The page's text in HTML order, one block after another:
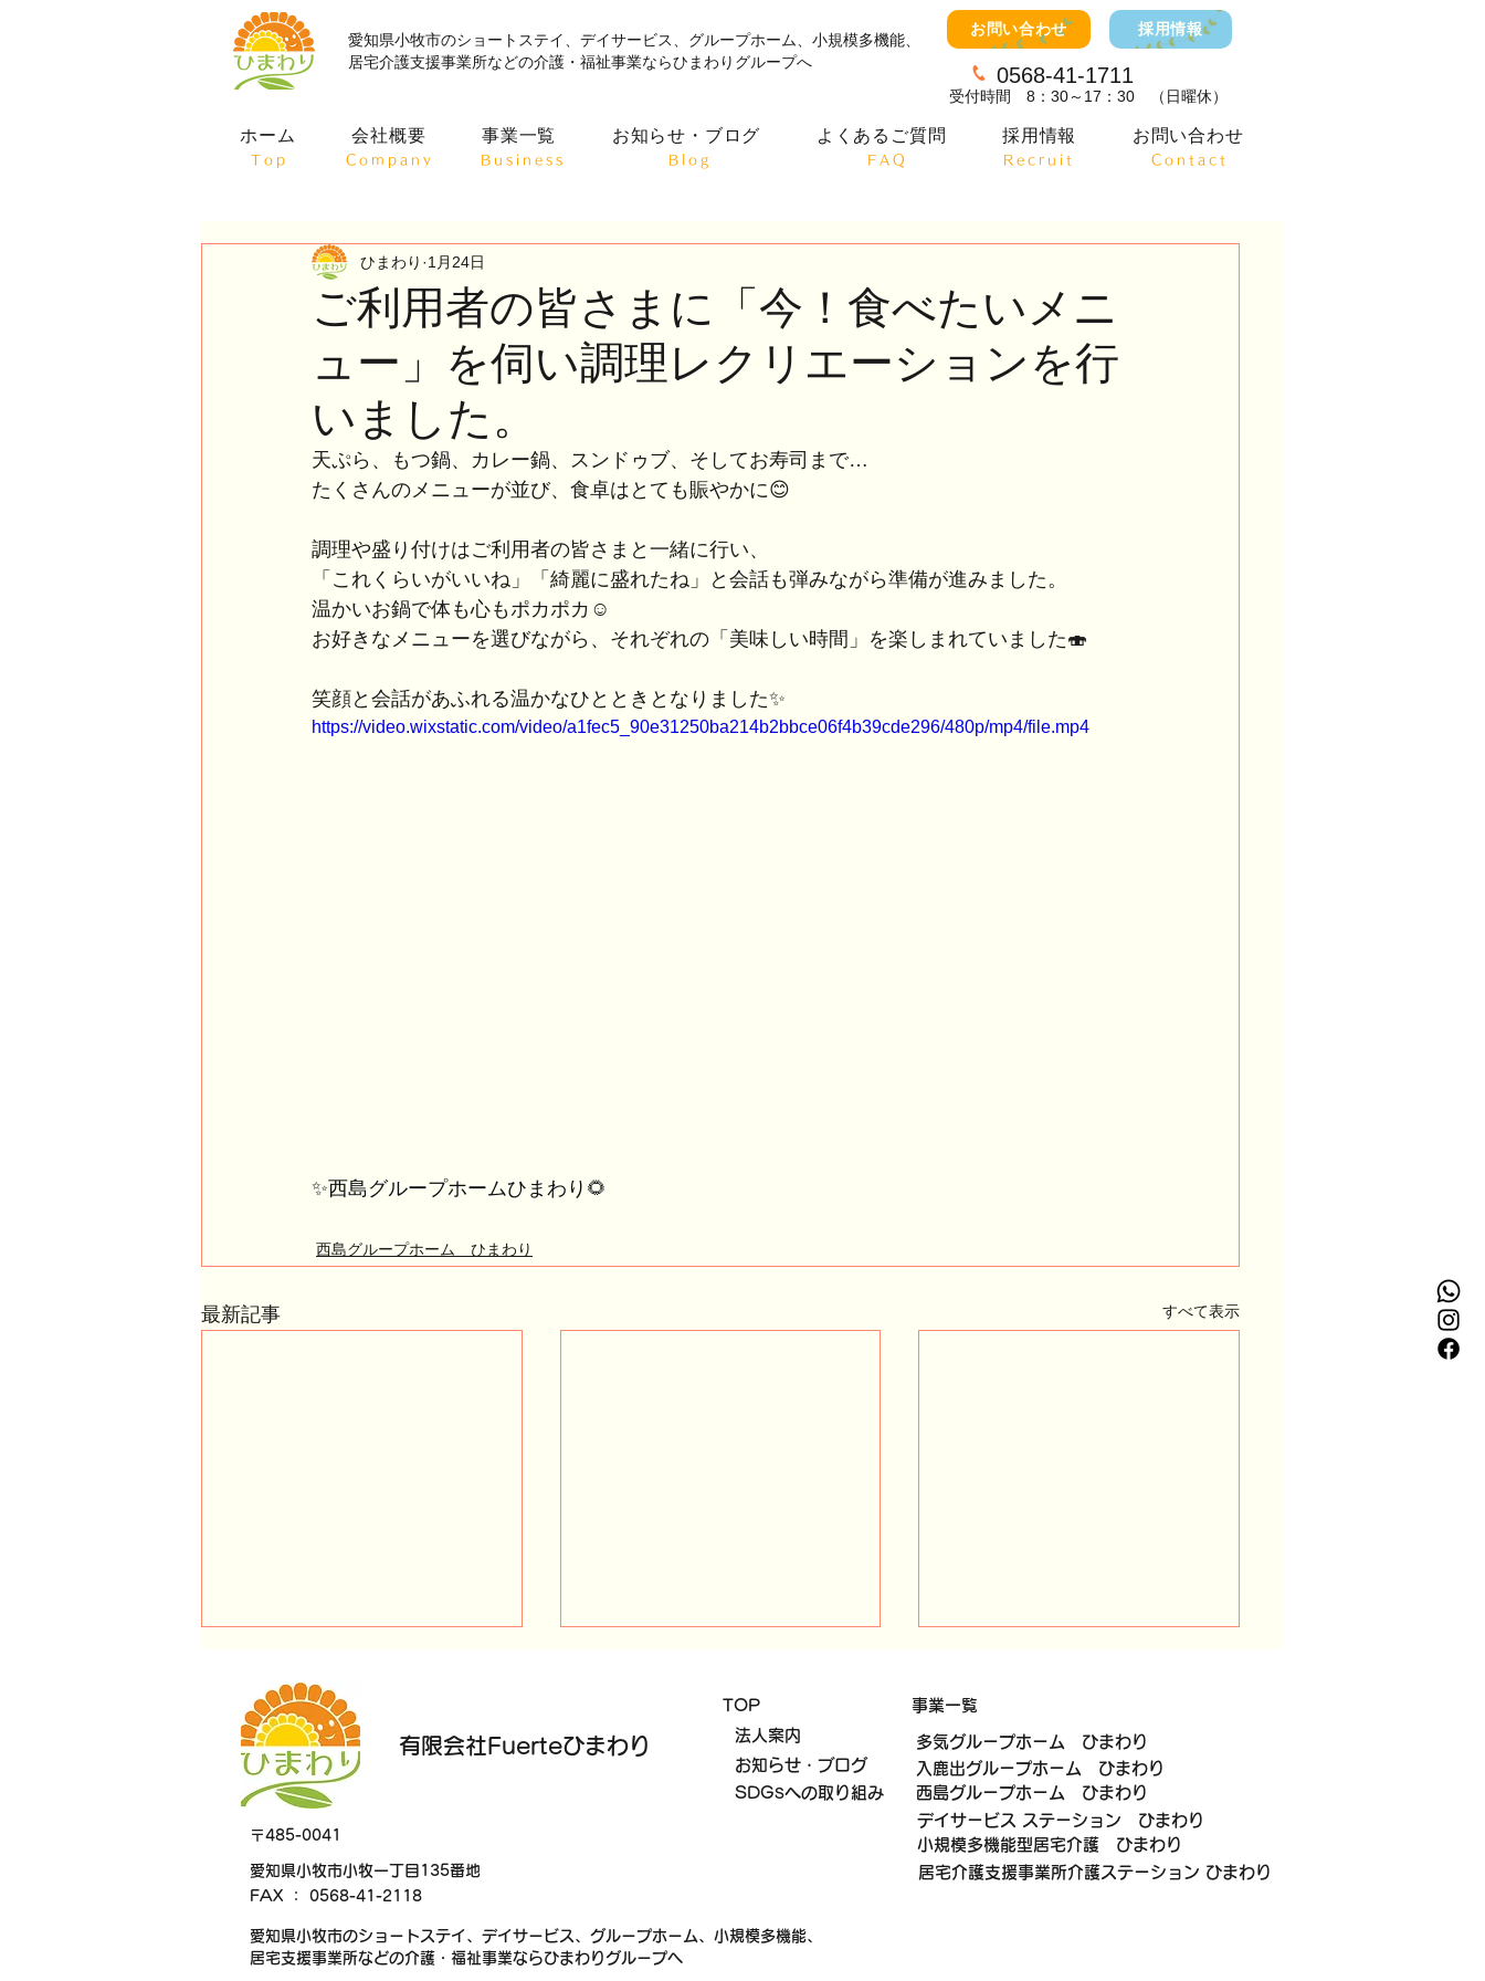
愛知県小牧市のショートステイ、デイサービス、グループホーム、小規模多機能、
居宅介護支援事業所などの介護・福祉事業ならひまわりグループへ
お問い合わせ 採用情報
0568-41-1711​
受付時間 8：30～17：30 （日曜休）
ホーム 会社概要 事業一覧 お知らせ・ブログ よくあるご質問 採用情報 お問い合わせ
Top Company Business ​Blog ​FAQ ​Contact
​Recruit
ご利用者の皆さまに「今！食べたいメニ
ュー」を伺い調理レクリエーションを行
いました。
ひまわり 1月24日
天ぷら、もつ鍋、カレー鍋、スンドゥブ、そしてお寿司まで…
たくさんのメニューが並び、食卓はとても賑やかに😊
調理や盛り付けはご利用者の皆さまと一緒に行い、
「これくらいがいいね」「綺麗に盛れたね」と会話も弾みながら準備が進みました。
温かいお鍋で体も心もポカポカ☺️
お好きなメニューを選びながら、それぞれの「美味しい時間」を楽しまれていました🍣
笑顔と会話があふれる温かなひとときとなりました✨
https://video.wixstatic.com/video/a1fec5_90e31250ba214b2bbce06f4b39cde296/480p/mp4/file.mp4
✨西島グループホームひまわり🌻
西島グループホーム ひまわり
最新記事 すべて表示
喫茶外出🚗✨
合同で調理レクリエーション
を開催しました😊
​TOP
有限会社Fuerteひまわり
​法人案内
​お知らせ・ブログ
​SDGsへの取り組み
〒485-0041
愛知県小牧市小牧一丁目135番地
FAX ： 0568-41-2118
愛知県小牧市のショートステイ、デイサービス、グループホーム、小規模多機能、
居宅支援事業所などの介護・福祉事業ならひまわりグループへ
​事業一覧
​多気グループホーム ひまわり
​入鹿出グループホーム ひまわり
​西島グループホーム ひまわり
デイサービス ステーション ひまわり
小規模多機能型居宅介護 ひまわり
居宅介護支援事業所介護ステーション ひまわり